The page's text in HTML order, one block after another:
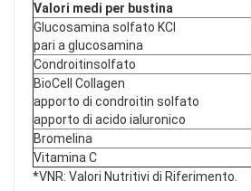
Valori medi per bustina
Glucosamina solfato KCl
pari a glucosamina
Condroitinsolfato
BioCell Collagen
apporto di condroitin solfato
apporto di acido ialuronico
Bromelina
Vitamina C
*VNR: Valori Nutritivi di Riferimento.